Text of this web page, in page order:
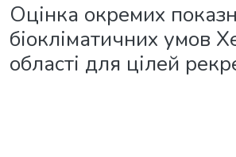
Оцінка окремих
біокліматичних умов
області для цілей